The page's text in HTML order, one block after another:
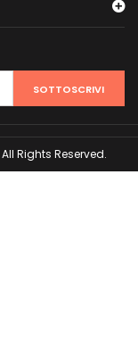
Rights Reserved.
SOTTOSCRIVI